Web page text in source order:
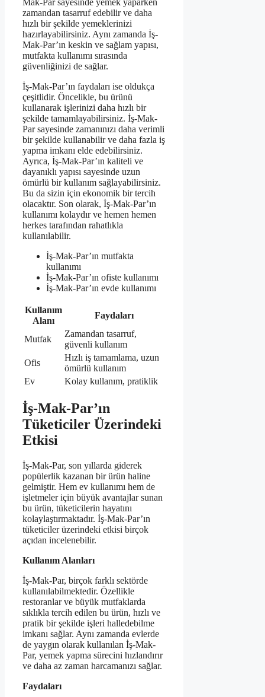
zamandan tasarruf edebilir ve daha
hızlı bir şekilde yemeklerinizi
hazırlayabilirsiniz. Aynı zamanda İş-
Mak-Par’ın keskin ve sağlam yapısı,
mutfakta kullanımı sırasında
güvenliğinizi de sağlar.
İş-Mak-Par’ın faydaları ise oldukça
çeşitlidir. Öncelikle, bu ürünü
kullanarak işlerinizi daha hızlı bir
şekilde tamamlayabilirsiniz. İş-Mak-
Par sayesinde zamanınızı daha verimli
bir şekilde kullanabilir ve daha fazla iş
yapma imkanı elde edebilirsiniz.
Ayrıca, İş-Mak-Par’ın kaliteli ve
dayanıklı yapısı sayesinde uzun
ömürlü bir kullanım sağlayabilirsiniz.
Bu da sizin için ekonomik bir tercih
olacaktır. Son olarak, İş-Mak-Par’ın
kullanımı kolaydır ve hemen hemen
herkes tarafından rahatlıkla
kullanılabilir.
İş-Mak-Par’ın mutfakta
kullanımı
İş-Mak-Par’ın ofiste kullanımı
İş-Mak-Par’ın evde kullanımı
Kullanım
Alanı
Faydaları
Mutfak
Zamandan tasarruf,
güvenli kullanım
Ofis
Hızlı iş tamamlama, uzun
ömürlü kullanım
Ev
Kolay kullanım, pratiklik
İş-Mak-Par’ın
Tüketiciler Üzerindeki
Etkisi
İş-Mak-Par, son yıllarda giderek
popülerlik kazanan bir ürün haline
gelmiştir. Hem ev kullanımı hem de
işletmeler için büyük avantajlar sunan
bu ürün, tüketicilerin hayatını
kolaylaştırmaktadır. İş-Mak-Par’ın
tüketiciler üzerindeki etkisi birçok
açıdan incelenebilir.
Kullanım Alanları
İş-Mak-Par, birçok farklı sektörde
kullanılabilmektedir. Özellikle
restoranlar ve büyük mutfaklarda
sıklıkla tercih edilen bu ürün, hızlı ve
pratik bir şekilde işleri halledebilme
imkanı sağlar. Aynı zamanda evlerde
de yaygın olarak kullanılan İş-Mak-
Par, yemek yapma sürecini hızlandırır
ve daha az zaman harcamanızı sağlar.
Faydaları